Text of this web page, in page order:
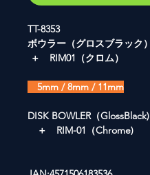
TT-8353
ボウラー（グロスブラック）
＋ RIM01（クロム）
5mm / 8mm / 11mm
DISK BOWLER（GlossBlack)
＋ RIM-01（Chrome)